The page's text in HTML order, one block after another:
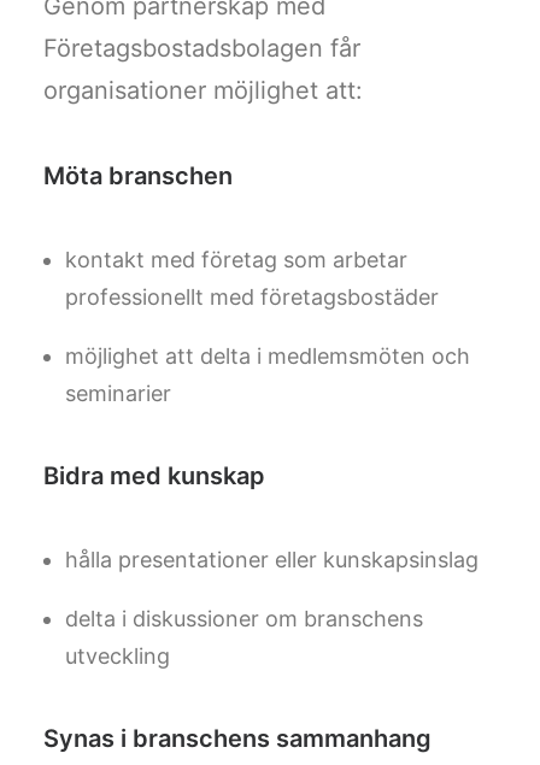
Genom partnerskap med
Företagsbostadsbolagen får
organisationer möjlighet att:
Möta branschen
kontakt med företag som arbetar
professionellt med företagsbostäder
möjlighet att delta i medlemsmöten och
seminarier
Bidra med kunskap
hålla presentationer eller kunskapsinslag
delta i diskussioner om branschens
utveckling
Synas i branschens sammanhang